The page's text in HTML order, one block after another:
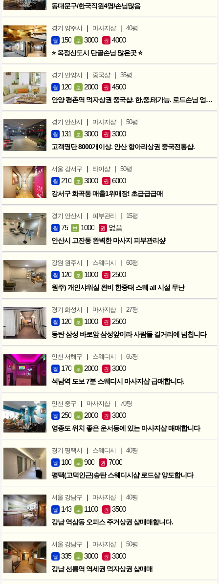
동대문구/한국직원4명/손님많음
경기 양주시 | 마사지샵 | 40평
월 150 보 3000 권 4000
⭐ 옥정신도시 단골손님 많은곳 ⭐
경기 안양시 | 중국샵 | 35평
월 120 보 2000 권 4500
안양 평촌역 먹자상권 중국샵. 한,중,태가능. 로드손님 엄청많아요!
경기 안산시 | 마사지샵 | 50평
월 131 보 3000 권 3000
고객명단 8000개이상. 안산 항아리상권 중국전통샵.
서울 강서구 | 타이샵 | 50평
월 210 보 3000 권 6000
강서구 화곡동 매출1위매장! 초급급급매
경기 안산시 | 피부관리 | 15평
월 75 보 1000 권 없음
안산시 고잔동 완벽한 마사지 피부관리샾
강원 원주시 | 스웨디시 | 60평
월 120 보 1000 권 2500
원주) 개인샤워실 완비 한중태 스웨 all 시설 무난
경기 화성시 | 마사지샵 | 27평
월 120 보 1000 권 2500
동탄 삼성 바로앞 삼성앞이라 사람들 길거리에 넘칩니다
인천 서해구 | 스웨디시 | 65평
월 170 보 2000 권 3000
석남역 도보 7분 스웨디시 마사지샵 급매합니다.
인천 중구 | 마사지샵 | 70평
월 250 보 2000 권 3000
영종도 위치 좋은 운서동에 있는 마사지샵 매매합니다
경기 평택시 | 스웨디시 | 40평
월 100 보 900 권 7000
평택(고덕인근)송탄 스웨디시샵 로드샵 양도합니다
서울 강남구 | 마사지샵 | 40평
월 143 보 1100 권 3500
강남 역삼동 오피스 주거상권 샵매매합니다.
서울 강남구 | 마사지샵 | 50평
월 335 보 3000 권 3000
강남 선릉역 역세권 먹자상권 샵매매